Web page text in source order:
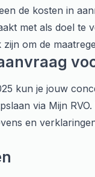
de kosten in
met als doel te
zijn om de
kun je jouw
via Mijn RVO.
en